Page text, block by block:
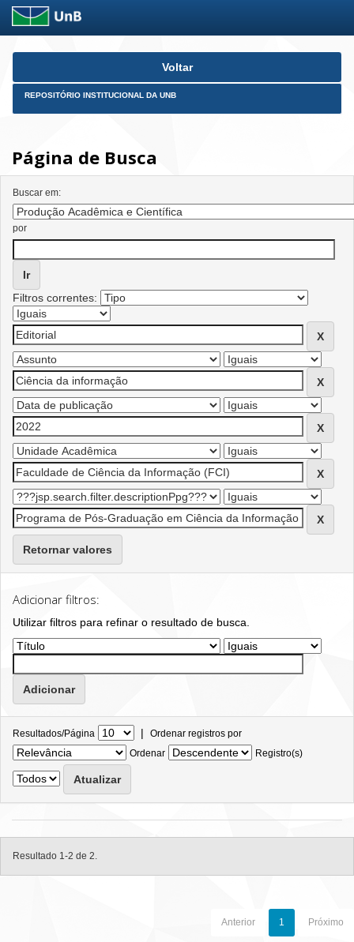
Skip
Voltar
REPOSITÓRIO INSTITUCIONAL DA UNB
Página de Busca
Buscar em:
por
Filtros correntes:
Retornar valores
Adicionar filtros:
Utilizar filtros para refinar o resultado de busca.
Resultados/Página | Ordenar registros por
Ordenar
Registro(s)
Resultado 1-2 de 2.
Anterior 1 Próximo